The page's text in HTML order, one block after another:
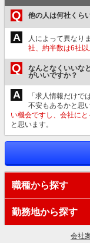
Q 他の人は何社くら
A 人によって異なり
社、約半数は6社
Q
なんとなくいいな
がいいですか？
A
「求人情報だけで
不安もあるかと思
い機会ですし、会社に
と思います。
職種から探す
勤務地から探す
会社